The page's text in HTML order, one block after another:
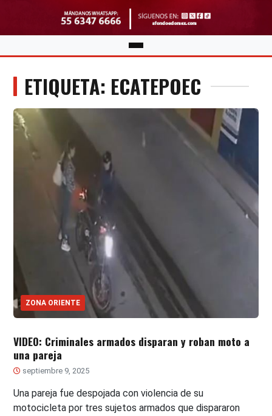
ETIQUETA: ECATEPOEC
ZONA ORIENTE
VIDEO: Criminales armados disparan y roban moto a
una pareja
septiembre 9, 2025
Una pareja fue despojada con violencia de su
motocicleta por tres sujetos armados que dispararon